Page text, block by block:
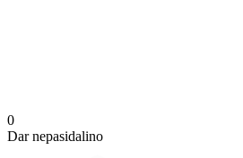
0
Dar nepasidalino